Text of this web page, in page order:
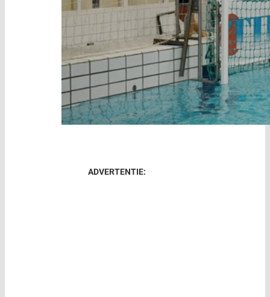
ADVERTENTIE: